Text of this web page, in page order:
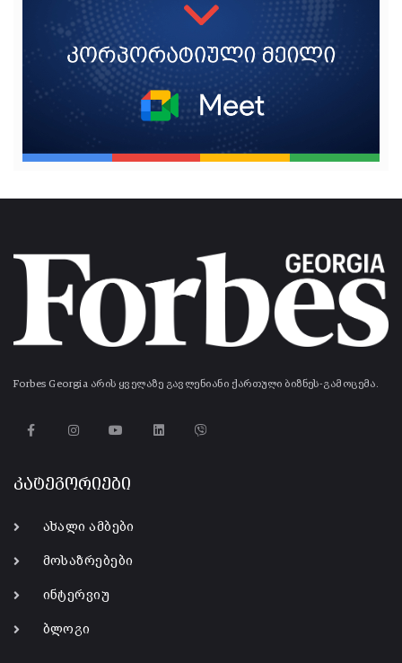
Forbes Georgia არის ყველაზე გავლენიანი ქართული ბიზნეს-გამოცემა.
კატეგორიები
ახალი ამბები
მოსაზრებები
ინტერვიუ
ბლოგი